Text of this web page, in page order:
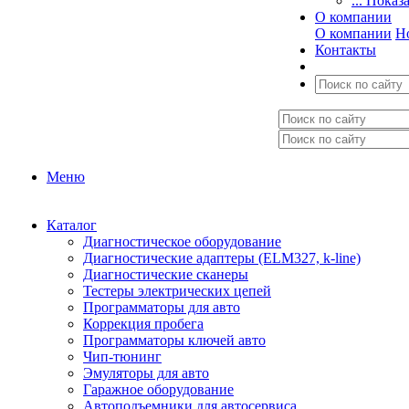
О компании
О компании
Контакты
Меню
Каталог
Диагностическое оборудование
Диагностические адаптеры (ELM327, k-line)
Диагностические сканеры
Тестеры электрических цепей
Программаторы для авто
Коррекция пробега
Программаторы ключей авто
Чип-тюнинг
Эмуляторы для авто
Гаражное оборудование
Автоподъемники для автосервиса